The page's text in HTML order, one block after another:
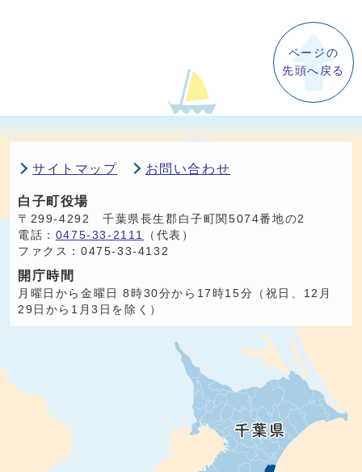
ページの
先頭へ戻る
サイトマップ お問い合わせ
白子町役場
〒299-4292 千葉県長生郡白子町関5074番地の2
電話： 0475-33-2111
（代表）
ファクス：0475-33-4132
開庁時間
月曜日から金曜日 8時30分から17時15分（祝日、12月
29日から1月3日を除く）